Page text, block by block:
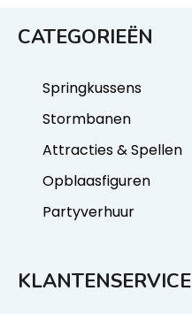
CATEGORIEËN
Springkussens
Stormbanen
Attracties & Spellen
Opblaasfiguren
Partyverhuur
KLANTENSERVICE